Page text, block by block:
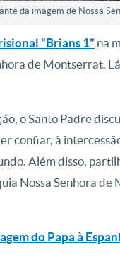
da imagem de Nossa
“Brians 1” na
de Montserrat.
o Santo Padre
confiar, à
Além disso,
Nossa Senhora
do Papa à